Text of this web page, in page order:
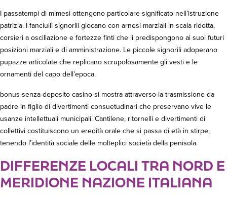
I passatempi di mimesi ottengono particolare significato nell’istruzione
patrizia. I fanciulli signorili giocano con arnesi marziali in scala ridotta,
corsieri a oscillazione e fortezze finti che li predispongono ai suoi futuri
posizioni marziali e di amministrazione. Le piccole signorili adoperano
pupazze articolate che replicano scrupolosamente gli vesti e le
ornamenti del capo dell’epoca.
bonus senza deposito casino si mostra attraverso la trasmissione da
padre in figlio di divertimenti consuetudinari che preservano vive le
usanze intellettuali municipali. Cantilene, ritornelli e divertimenti di
collettivi costituiscono un eredità orale che si passa di età in stirpe,
tenendo l’identità sociale delle molteplici società della penisola.
DIFFERENZE LOCALI TRA NORD E
MERIDIONE NAZIONE ITALIANA